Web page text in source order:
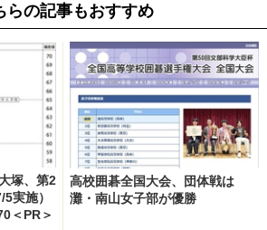
らの記事もおすすめ
塚、第2
実施）
＜PR＞
高校囲碁全国大会、団体戦は
灘・南山女子部が優勝